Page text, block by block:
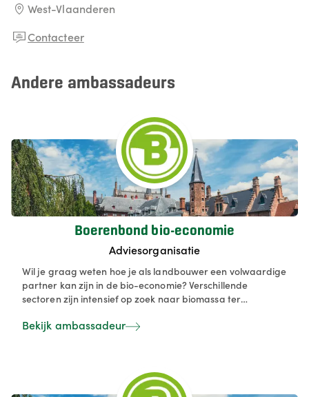
West-Vlaanderen
Contacteer
Andere ambassadeurs
Boerenbond bio-economie
Adviesorganisatie
Wil je graag weten hoe je als landbouwer een volwaardige
partner kan zijn in de bio-economie? Verschillende
sectoren zijn intensief op zoek naar biomassa ter
voorzien - mits goede afspraken en degelijke
Bekijk ambassadeur